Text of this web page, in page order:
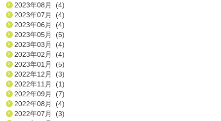
2023年08月 (4)
2023年07月 (4)
2023年06月 (4)
2023年05月 (5)
2023年03月 (4)
2023年02月 (4)
2023年01月 (5)
2022年12月 (3)
2022年11月 (1)
2022年09月 (7)
2022年08月 (4)
2022年07月 (3)